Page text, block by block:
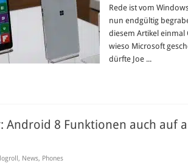
Rede ist vom
nun endgültig
diesem Artikel einmal
wieso Microsoft
dürfte Joe ...
Android 8 Funktionen auch auf
, News, Phones